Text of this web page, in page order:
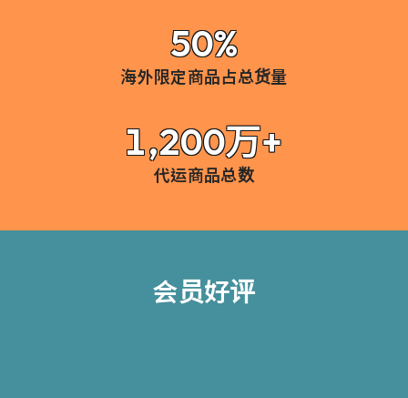
50%
海外限定商品占总货量
1,200万+
代运商品总数
会员好评